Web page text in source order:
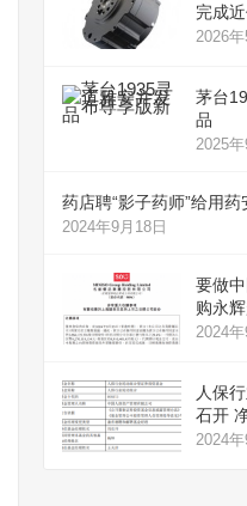
完成
2026年
茅台
品
2025年
药店聘“影子药师”给用
2024年9月18日
要做
购永
2024年
人保
石开
2024年